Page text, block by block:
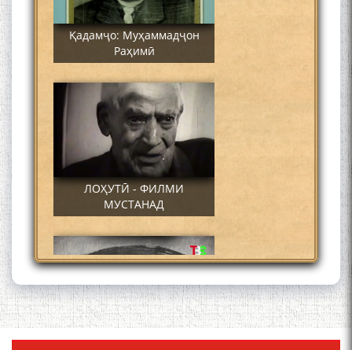
Қадамҷо: Муҳаммадҷон
Раҳимӣ
ЛОҲУТӢ - ФИЛМИ
МУСТАНАД
Қадамҷо - Лоҳутӣ